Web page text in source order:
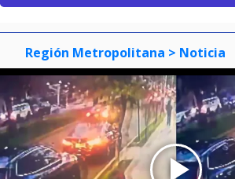
Región Metropolitana > Noticia